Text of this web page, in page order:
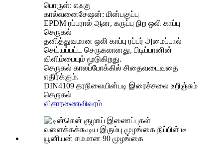
பொருள்: எஃகு
கால்வனைசேஷன்: மின்பகுப்பு
EPDM ரப்பரால் ஆன, கருப்பு நிற ஒலி காப்பு
செருகல்
தனித்துவமான ஒலி காப்பு ரப்பர் அமைப்பால்
செய்யப்பட்ட செருகலானது, பிடிப்பானின்
விளிம்பையும் மூடுகிறது.
செருகல் காலப்போக்கில் சிதைவடைவதை
எதிர்க்கும்.
DIN4109 தரநிலையின்படி இரைச்சலை உறிஞ்சும்
செருகல்
விசாரணைவிவரம்